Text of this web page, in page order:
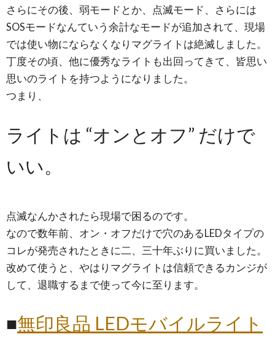
さらにその後、弱モードとか、点滅モード、さらには
SOSモードなんていう余計なモードが追加されて、現場
では使い物にならなくなりマグライトは絶滅しました。
丁度その頃、他に優秀なライトも出回ってきて、皆思い
思いのライトを持つようになりました。
つまり、
ライトは “オンとオフ” だけで
いい。
点滅なんかされたら現場で困るのです。
なので数年前、オン・オフだけで穴のあるLEDタイプの
コレが発売されたときに二、三十年ぶりに買いました。
改めて使うと、やはりマグライトは信頼できるカンジが
して、退職するまで使って今に至ります。
■無印良品 LEDモバイルライト